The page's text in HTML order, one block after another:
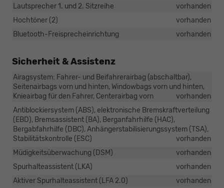
Standard
unterstützen
Lautsprecher 1. und 2. Sitzreihe
vorhanden
Hochtöner (2)
vorhanden
Bluetooth-Freisprecheinrichtung
vorhanden
Sicherheit & Assistenz
Airagsystem: Fahrer- und Beifahrerairbag (abschaltbar),
Seitenairbags vorn und hinten, Windowbags vorn und hinten,
Knieairbag für den Fahrer, Centerairbag vorn
vorhanden
Antiblockiersystem (ABS), elektronische Bremskraftverteilung
(EBD), Bremsassistent (BA), Berganfahrhilfe (HAC),
Bergabfahrhilfe (DBC), Anhängerstabilisierungssystem (TSA),
Stabilitätskontrolle (ESC)
vorhanden
Müdigkeitsüberwachung (DSM)
vorhanden
Spurhalteassistent (LKA)
vorhanden
Aktiver Spurhalteassistent (LFA 2.0)
vorhanden